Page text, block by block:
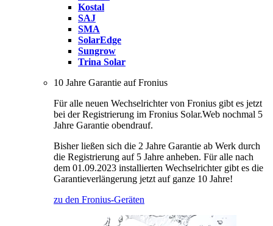
Kostal
SAJ
SMA
SolarEdge
Sungrow
Trina Solar
10 Jahre Garantie auf Fronius
Für alle neuen Wechselrichter von Fronius gibt es jetzt
bei der Registrierung im Fronius Solar.Web nochmal 5
Jahre Garantie obendrauf.
Bisher ließen sich die 2 Jahre Garantie ab Werk durch
die Registrierung auf 5 Jahre anheben. Für alle nach
dem 01.09.2023 installierten Wechselrichter gibt es die
Garantieverlängerung jetzt auf ganze 10 Jahre!
zu den Fronius-Geräten